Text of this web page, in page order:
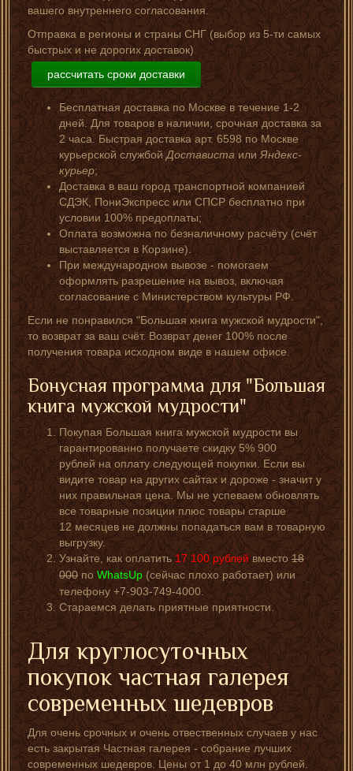
вашего внутреннего согласования.
Отправка в регионы и страны СНГ (выбор из 5-ти самых
быстрых и не дорогих доставок)
рассчитать сроки доставки
Бесплатная доставка по Москве в течение 1-2
дней. Для товаров в наличии, срочная доставка за
2 часа. Быстрая доставка арт. 6598 по Москве
курьерской службойДоставистаилиЯндекс-
курьер;
Доставка в ваш город транспортной компанией
СДЭК, ПониЭкспресс или СПСР бесплатно при
условии 100% предоплаты;
Оплата возможна по безналичному расчёту (счёт
выставляется в Корзине).
При международном вывозе - помогаем
оформлять разрешение на вывоз, включая
согласование с Министерством культуры РФ.
Если не понравился "Большая книга мужской мудрости",
то возврат за ваш счёт. Возврат денег 100% после
получения товара исходном виде в нашем офисе.
Бонусная программа для "Большая
книга мужской мудрости"
Покупая Большая книга мужской мудрости вы
гарантированно получаете скидку 5% 900
рублей на оплату следующей покупки. Если вы
видите товар на других сайтах и дороже - значит у
них правильная цена. Мы не успеваем обновлять
все товарные позиции плюс товары старше
12 месяцев не должны попадаться вам в товарную
выгрузку.
Узнайте, как оплатить17 100 рублей вместо18
000поWhatsUp (сейчас плохо работает) или
телефону +7-903-749-4000.
Стараемся делать приятные приятности.
Для круглосуточных
покупок частная галерея
современных шедевров
Для очень срочных и очень отвественных случаев у нас
есть закрытая Частная галерея - собрание лучших
современных шедевров. Цены от 1 до 40 млн рублей.